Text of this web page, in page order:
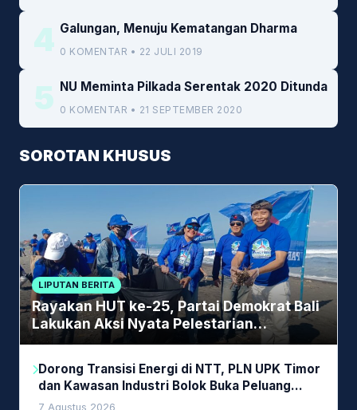
4 Galungan, Menuju Kematangan Dharma
0 KOMENTAR • 22 JULI 2019
5 NU Meminta Pilkada Serentak 2020 Ditunda
0 KOMENTAR • 21 SEPTEMBER 2020
SOROTAN KHUSUS
LIPUTAN BERITA
Rayakan HUT ke-25, Partai Demokrat Bali
Lakukan Aksi Nyata Pelestarian
Lingkungan
Dorong Transisi Energi di NTT, PLN UPK Timor
dan Kawasan Industri Bolok Buka Peluang
Investasi Woodchip untuk Cofiring PLTU Bolok
7 Agustus 2026